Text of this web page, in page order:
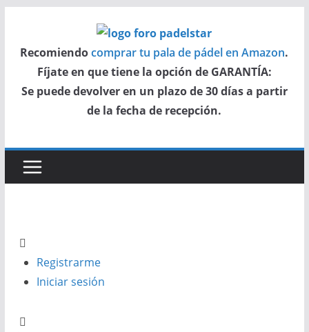
contenido
Recomiendocomprar tu pala de pádel en Amazon.
Fíjate en que tiene la opción de GARANTÍA:
Se puede devolver en un plazo de 30 días a partir
de la fecha de recepción.
Registrarme
Iniciar sesión